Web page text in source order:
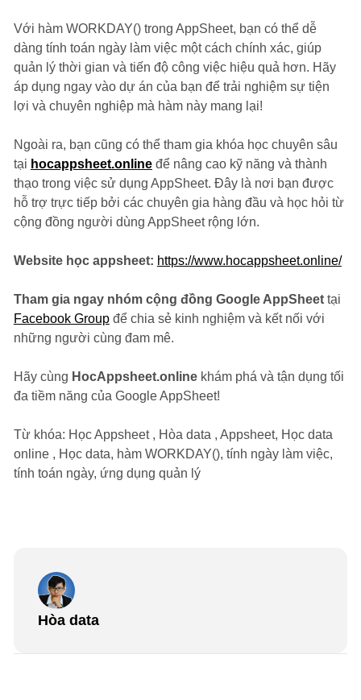
Với hàm WORKDAY() trong AppSheet, bạn có thể dễ
dàng tính toán ngày làm việc một cách chính xác, giúp
quản lý thời gian và tiến độ công việc hiệu quả hơn. Hãy
áp dụng ngay vào dự án của bạn để trải nghiệm sự tiện
lợi và chuyên nghiệp mà hàm này mang lại!
Ngoài ra, bạn cũng có thể tham gia khóa học chuyên sâu
tại hocappsheet.onlineđể nâng cao kỹ năng và thành
thạo trong việc sử dụng AppSheet. Đây là nơi bạn được
hỗ trợ trực tiếp bởi các chuyên gia hàng đầu và học hỏi từ
cộng đồng người dùng AppSheet rộng lớn.
Website học appsheet: https://www.hocappsheet.online/
Tham gia ngay nhóm cộng đồng Google AppSheettại
Facebook Groupđể chia sẻ kinh nghiệm và kết nối với
những người cùng đam mê.
Hãy cùng HocAppsheet.onlinekhám phá và tận dụng tối
đa tiềm năng của Google AppSheet!
Từ khóa: Học Appsheet , Hòa data , Appsheet, Học data
online , Học data, hàm WORKDAY(), tính ngày làm việc,
tính toán ngày, ứng dụng quản lý
Hòa data